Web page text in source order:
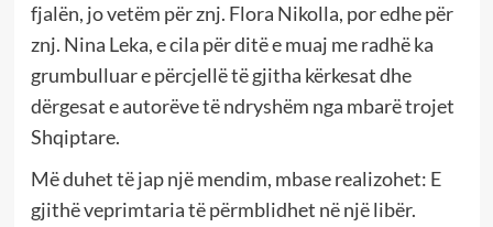
fjalën, jo vetëm për znj. Flora Nikolla, por edhe për
znj. Nina Leka, e cila për ditë e muaj me radhë ka
grumbulluar e përcjellë të gjitha kërkesat dhe
dërgesat e autorëve të ndryshëm nga mbarë trojet
Shqiptare.
Më duhet të jap një mendim, mbase realizohet: E
gjithë veprimtaria të përmblidhet në një libër.